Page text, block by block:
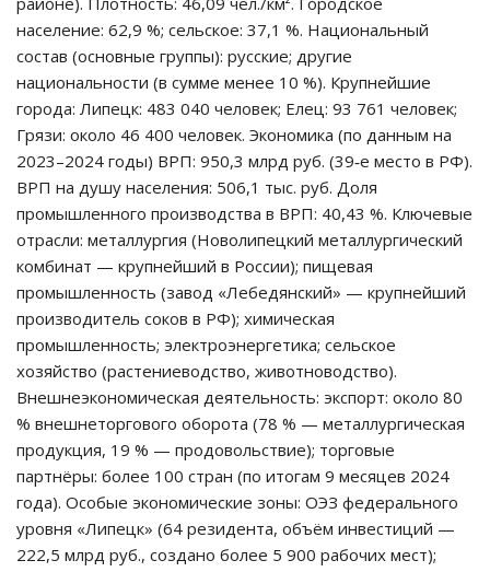
население: 62,9 %; сельское: 37,1 %. Национальный
состав (основные группы): русские; другие
национальности (в сумме менее 10 %). Крупнейшие
города: Липецк: 483 040 человек; Елец: 93 761 человек;
Грязи: около 46 400 человек. Экономика (по данным на
2023–2024 годы) ВРП: 950,3 млрд руб. (39‑е место в РФ).
ВРП на душу населения: 506,1 тыс. руб. Доля
промышленного производства в ВРП: 40,43 %. Ключевые
отрасли: металлургия (Новолипецкий металлургический
комбинат — крупнейший в России); пищевая
промышленность (завод «Лебедянский» — крупнейший
производитель соков в РФ); химическая
промышленность; электроэнергетика; сельское
хозяйство (растениеводство, животноводство).
Внешнеэкономическая деятельность: экспорт: около 80
% внешнеторгового оборота (78 % — металлургическая
продукция, 19 % — продовольствие); торговые
партнёры: более 100 стран (по итогам 9 месяцев 2024
года). Особые экономические зоны: ОЭЗ федерального
уровня «Липецк» (64 резидента, объём инвестиций —
222,5 млрд руб., создано более 5 900 рабочих мест);